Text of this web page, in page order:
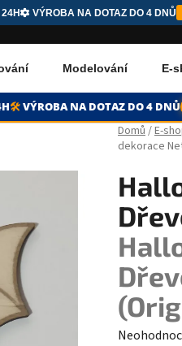
VÝROBA NA DOTAZ DO 4 DNŮ
Modelování E-
🛠️VÝROBANA DOTAZDO 4 DNŮ
Domů/E-
dekorace
Průměrné